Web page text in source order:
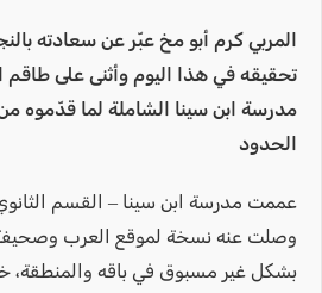
المربي كرم أبو مخ عبّر عن سعادته
تحقيقه في هذا اليوم وأثنى على طاقم
مدرسة ابن سينا الشاملة لما قدّموه
الحدود
عممت مدرسة ابن سينا – القسم الثانوي
وصلت عنه نسخة لموقع العرب
بشكل غير مسبوق في باقه